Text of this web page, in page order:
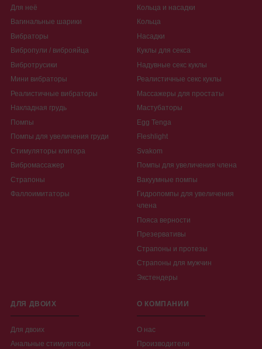
Для неё
Вагинальные шарики
Вибраторы
Вибропули / виброяйца
Вибротрусики
Мини вибраторы
Реалистичные вибраторы
Накладная грудь
Помпы
Помпы для увеличения груди
Стимуляторы клитора
Вибромассажер
Страпоны
Фаллоимитаторы
Кольца и насадки
Кольца
Насадки
Куклы для секса
Надувные секс куклы
Реалистичные секс куклы
Массажеры для простаты
Мастубаторы
Egg Tenga
Fleshlight
Svakom
Помпы для увеличения члена
Вакуумные помпы
Гидропомпы для увеличения
члена
Пояса верности
Презервативы
Страпоны и протезы
Страпоны для мужчин
Экстендеры
ДЛЯ ДВОИХ
Для двоих
Анальные стимуляторы
О КОМПАНИИ
О нас
Производители